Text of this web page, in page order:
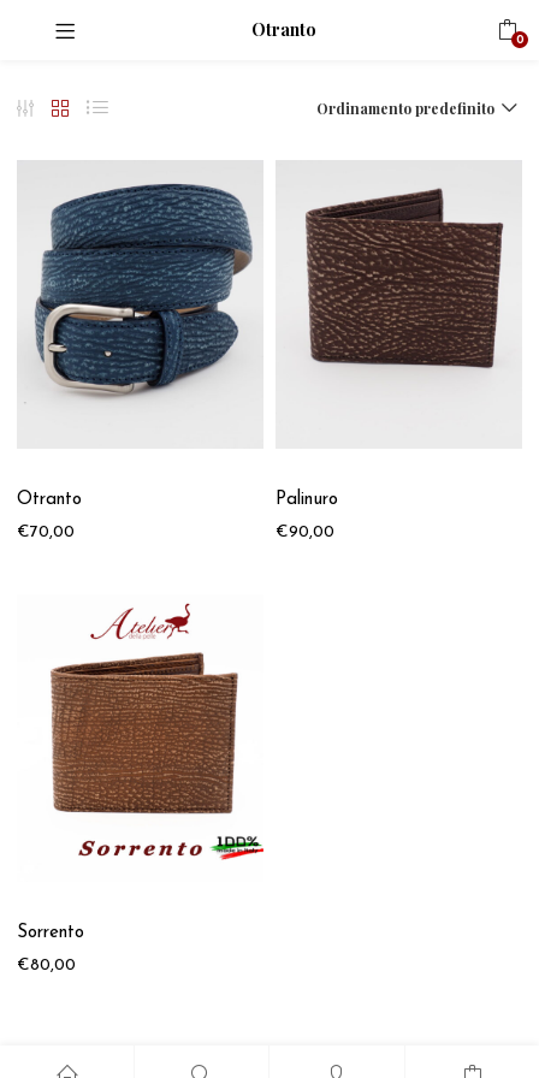
Otranto 0
Ordinamento predefinito
Otranto
€70,00
Palinuro
€90,00
Sorrento
€80,00